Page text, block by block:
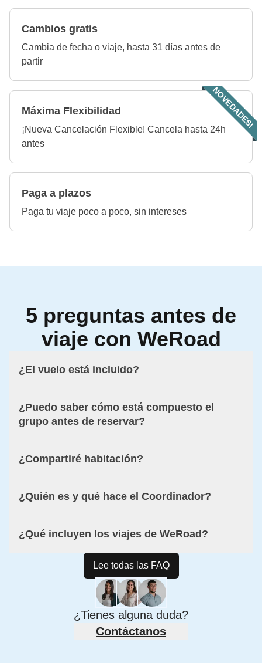
Cambios gratis
Cambia de fecha o viaje, hasta 31 días antes de
partir
NOVEDADES!
Máxima Flexibilidad
¡Nueva Cancelación Flexible! Cancela hasta 24h
antes
Paga a plazos
Paga tu viaje poco a poco, sin intereses
5 preguntas antes de
viaje con WeRoad
¿El vuelo está incluido?
¿Puedo saber cómo está compuesto el
grupo antes de reservar?
¿Compartiré habitación?
¿Quién es y qué hace el Coordinador?
¿Qué incluyen los viajes de WeRoad?
Lee todas las FAQ
¿Tienes alguna duda?
Contáctanos